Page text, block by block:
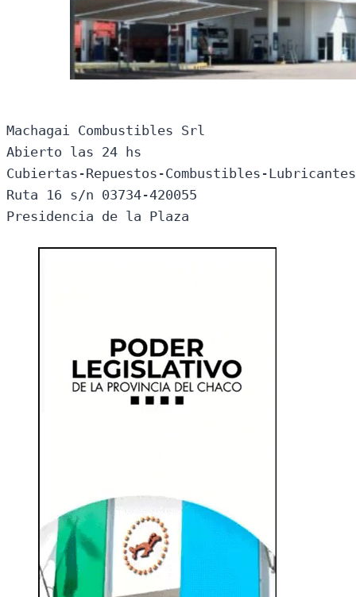
Machagai Combustibles Srl
Abierto las 24 hs
Cubiertas-Repuestos-Combustibles-
Ruta 16 s/n 03734-420055
Presidencia de la Plaza